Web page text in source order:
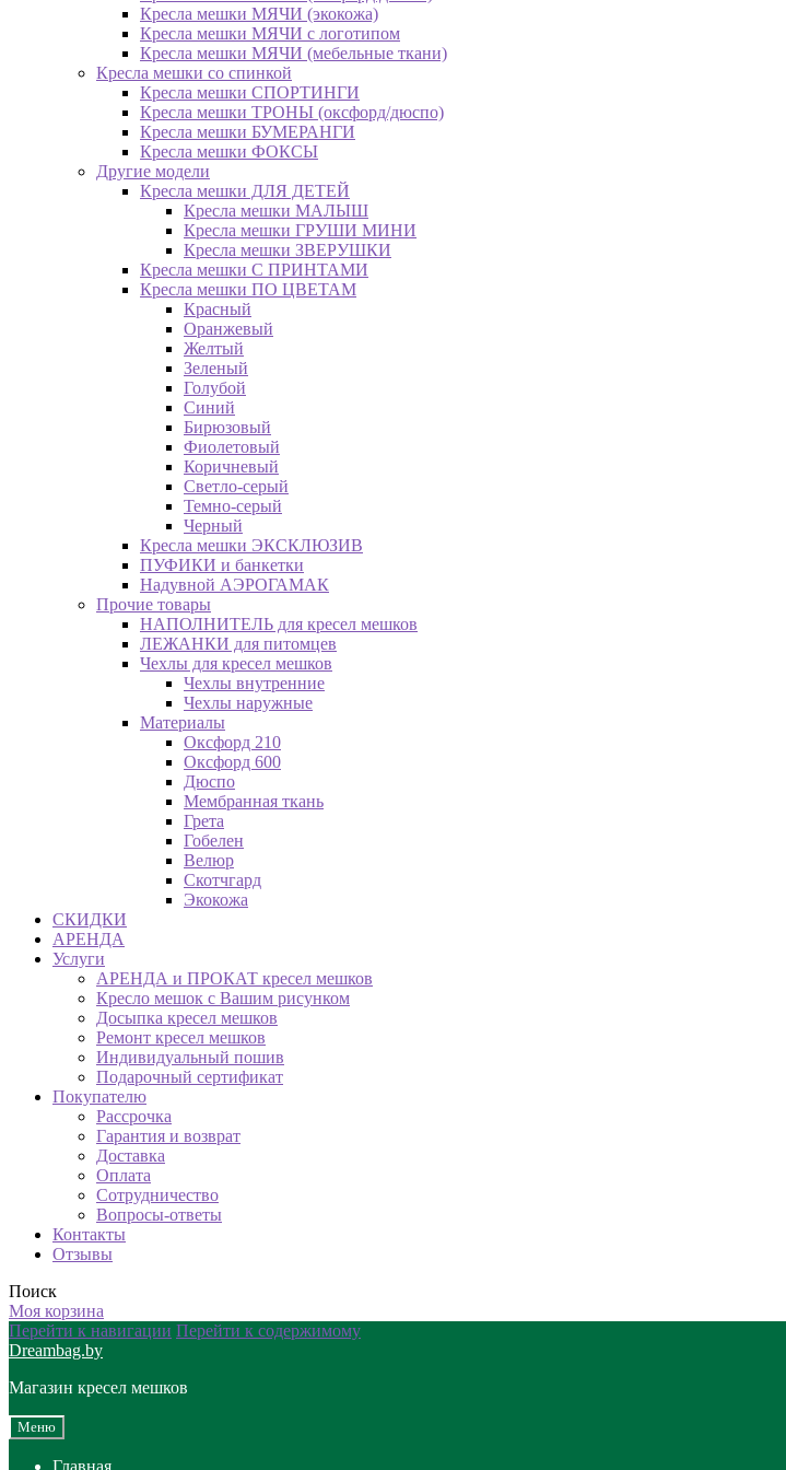
Кресла мешки МЯЧИ (экокожа)
Кресла мешки МЯЧИ с логотипом
Кресла мешки МЯЧИ (мебельные ткани)
Кресла мешки со спинкой
Кресла мешки СПОРТИНГИ
Кресла мешки ТРОНЫ (оксфорд/дюспо)
Кресла мешки БУМЕРАНГИ
Кресла мешки ФОКСЫ
Другие модели
Кресла мешки ДЛЯ ДЕТЕЙ
Кресла мешки МАЛЫШ
Кресла мешки ГРУШИ МИНИ
Кресла мешки ЗВЕРУШКИ
Кресла мешки С ПРИНТАМИ
Кресла мешки ПО ЦВЕТАМ
Красный
Оранжевый
Желтый
Зеленый
Голубой
Синий
Бирюзовый
Фиолетовый
Коричневый
Светло-серый
Темно-серый
Черный
Кресла мешки ЭКСКЛЮЗИВ
ПУФИКИ и банкетки
Надувной АЭРОГАМАК
Прочие товары
НАПОЛНИТЕЛЬ для кресел мешков
ЛЕЖАНКИ для питомцев
Чехлы для кресел мешков
Чехлы внутренние
Чехлы наружные
Материалы
Оксфорд 210
Оксфорд 600
Дюспо
Мембранная ткань
Грета
Гобелен
Велюр
Скотчгард
Экокожа
СКИДКИ
АРЕНДА
Услуги
АРЕНДА и ПРОКАТ кресел мешков
Кресло мешок с Вашим рисунком
Досыпка кресел мешков
Ремонт кресел мешков
Индивидуальный пошив
Подарочный сертификат
Покупателю
Рассрочка
Гарантия и возврат
Доставка
Оплата
Сотрудничество
Вопросы-ответы
Контакты
Отзывы
Поиск
Моя корзина
Перейти к навигации Перейти к содержимому
Dreambag.by
Магазин кресел мешков
Меню
Главная